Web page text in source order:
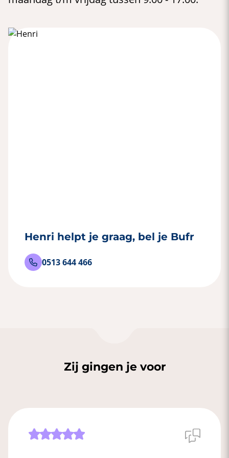
Henri helpt je graag, bel je Bufr
0513 644 466
Zij gingen je voor